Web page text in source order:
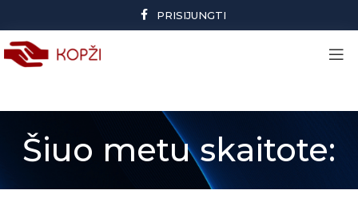
PRISIJUNGTI
Šiuo metu skaitote: